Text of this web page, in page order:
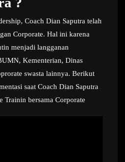
Coach Dian Saputra telah
Corporate. Hal ini karena
menjadi langganan
Kementerian, Dinas
swasta lainnya. Berikut
saat Coach Dian Saputra
Trainin bersama Corporate